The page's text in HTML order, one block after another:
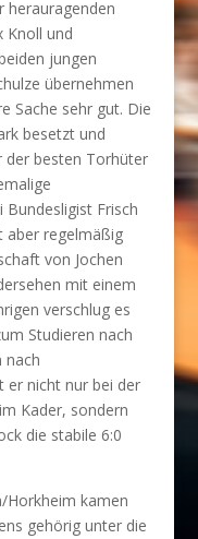
herauragenden
Knoll und
jungen
übernehmen
Sache sehr gut. Die
besetzt und
der besten Torhüter
Bundesligist Frisch
aber regelmäßig
von Jochen
mit einem
verschlug es
Studieren nach
nach
er nicht nur bei der
Kader, sondern
die stabile 6:0
Horkheim kamen
gehörig unter die